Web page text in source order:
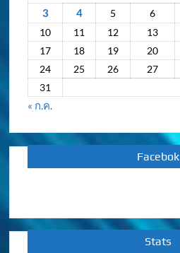
3
4 5 6
10
11 12 13
17
18 19 20
24
25 26 27
31
« ก.ค.
Facebok
Stats